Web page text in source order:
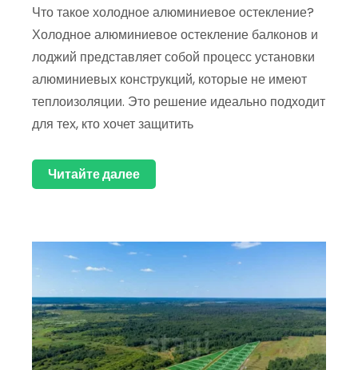
Что такое холодное алюминиевое остекление?
Холодное алюминиевое остекление балконов и
лоджий представляет собой процесс установки
алюминиевых конструкций, которые не имеют
теплоизоляции. Это решение идеально подходит
для тех, кто хочет защитить
Читайте далее